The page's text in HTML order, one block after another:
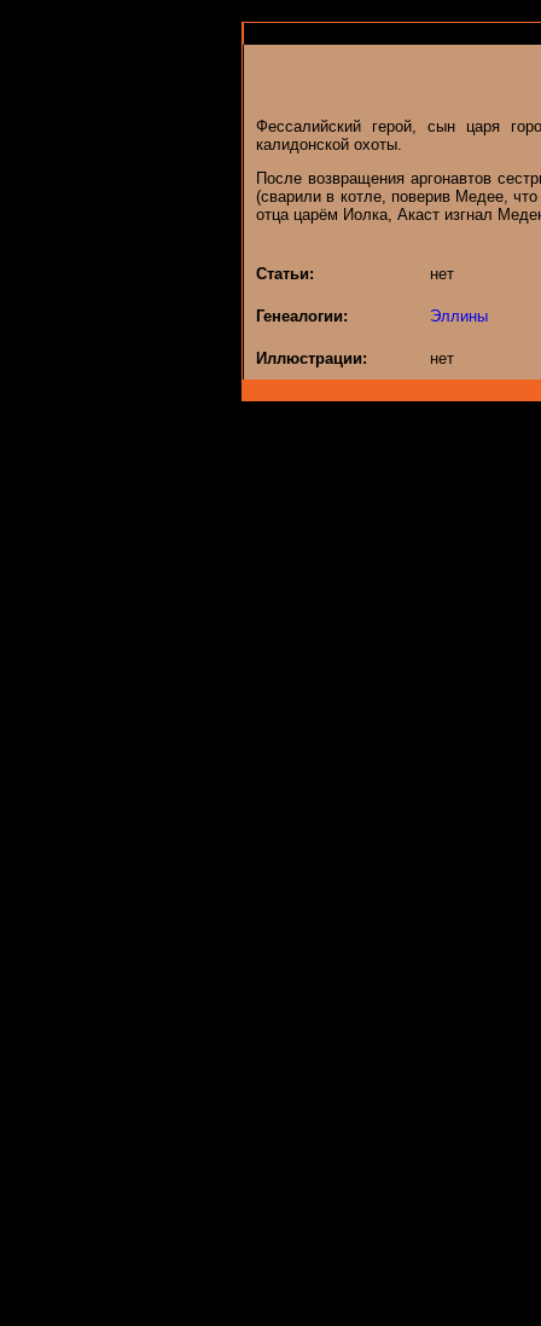
Фессалийский герой, сын царя
калидонской охоты.
После возвращения аргонавтов
(сварили в котле, поверив Медее,
отца царём Иолка, Акаст изгнал
Статьи: нет
Генеалогии: Эллины
Иллюстрации: нет